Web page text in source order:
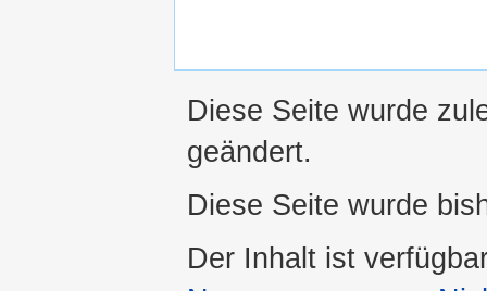
Diese Seite wurde
geändert.
Diese Seite wurde
Der Inhalt ist